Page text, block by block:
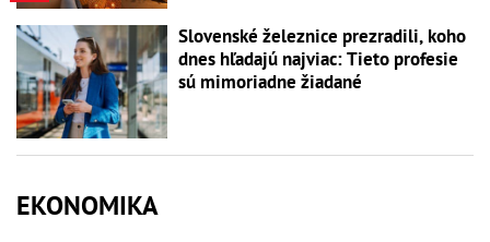
Slovenské železnice prezradili, koho
dnes hľadajú najviac: Tieto profesie
sú mimoriadne žiadané
EKONOMIKA